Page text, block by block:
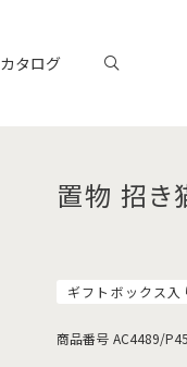
カタログ
置物 招き
ギフトボックス入
商品番号 AC4489/